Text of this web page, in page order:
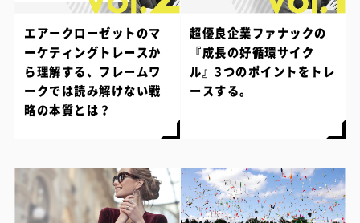
エアークローゼットのマ
ーケティングトレースか
ら理解する、フレームワ
ークでは読み解けない戦
略の本質とは？
超優良企業ファナックの
『成長の好循環サイク
ル』3つのポイントをトレ
ースする。